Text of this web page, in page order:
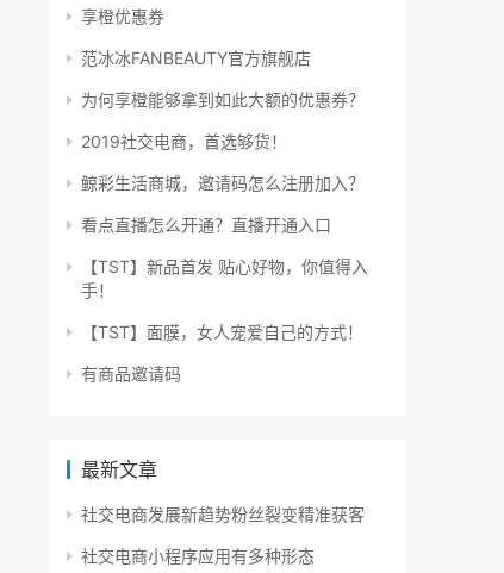
享橙优惠券
范冰冰FANBEAUTY官方旗舰店
为何享橙能够拿到如此大额的优惠券？
2019社交电商，首选够货！
鲸彩生活商城，邀请码怎么注册加入？
看点直播怎么开通？直播开通入口
【TST】新品首发 贴心好物，你值得入
手！
【TST】面膜，女人宠爱自己的方式！
有商品邀请码
最新文章
社交电商发展新趋势粉丝裂变精准获客
社交电商小程序应用有多种形态